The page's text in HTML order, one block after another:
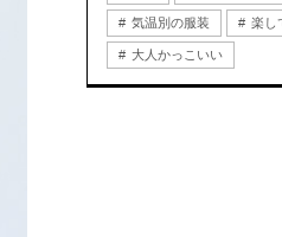
気温別の服装 楽し
大人かっこいい